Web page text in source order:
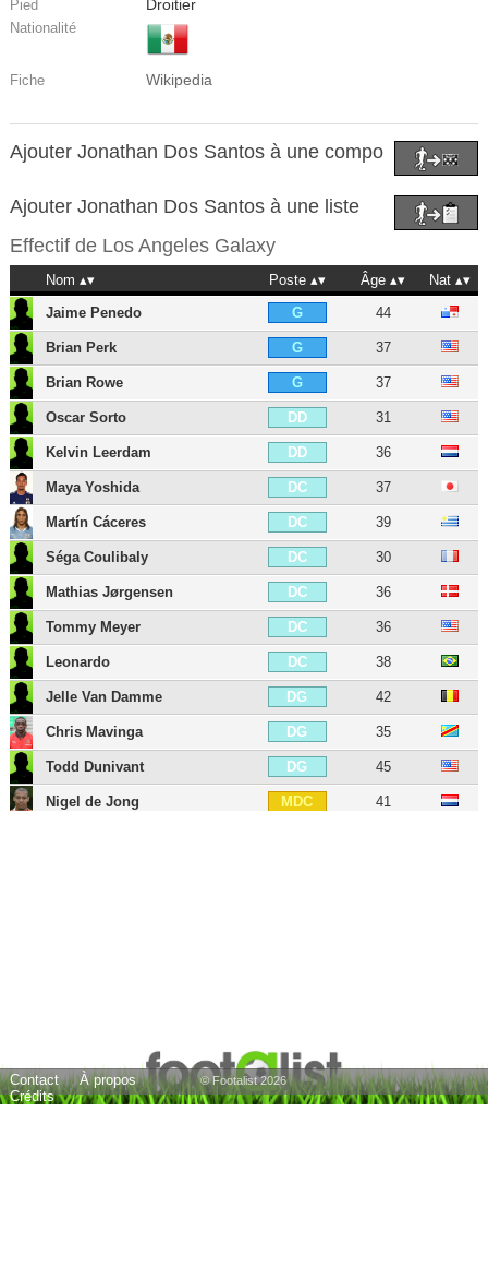
Pied Droitier
Nationalité
Fiche Wikipedia
Ajouter Jonathan Dos Santos à une compo
Ajouter Jonathan Dos Santos à une liste
Effectif de Los Angeles Galaxy
Nom Poste Âge
Nat
Jaime Penedo
G 44
Brian Perk G 37
Brian Rowe G 37
Oscar Sorto DD 31
Kelvin Leerdam DD 36
Maya Yoshida DC 37
Martín Cáceres DC 39
Séga Coulibaly DC 30
Mathias Jørgensen DC 36
Tommy Meyer DC 36
Leonardo DC 38
Jelle Van Damme DG 42
Chris Mavinga DG 35
Todd Dunivant DG 45
Nigel de Jong MDC 41
Robbie Rogers MG 39
Contact
À propos
Crédits
© Footalist 2026